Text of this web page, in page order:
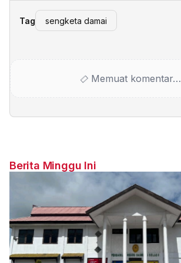
Tag sengketa damai
Memuat komentar…
Berita Minggu Ini